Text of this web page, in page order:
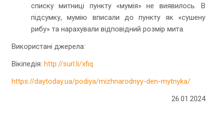
списку митниці пункту «мумія» не виявилось. В
підсумку, мумію вписали до пункту як «сушену
рибу» та нарахували відповідний розмір мита.
Використані джерела:
Вікіпедія: http://surl.li/xfiq
https://daytoday.ua/podiya/mizhnarodnyy-den-mytnyka/
26.01.2024